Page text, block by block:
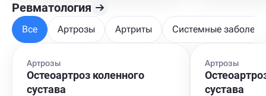
Ревматология
Все Артрозы Артриты Системные
Артрозы
Остеоартроз коленного
сустава
Артрозы
сустава